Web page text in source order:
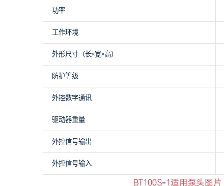
功率
工作环境
外形尺寸（长×宽×高）
防护等级
外控数字通讯
驱动器重量
外控信号输出
外控信号输入